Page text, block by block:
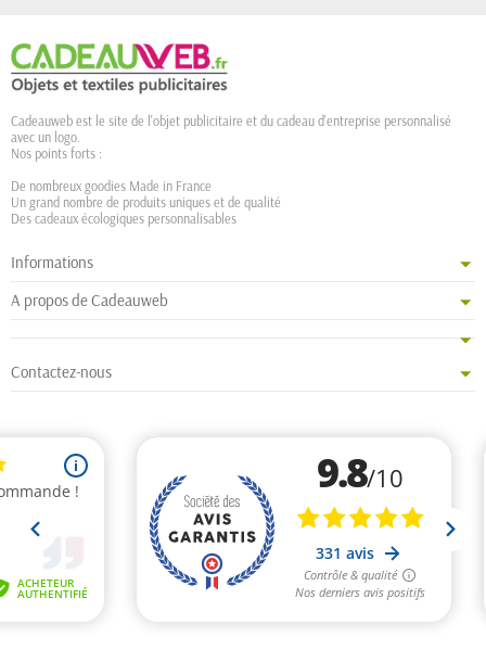
Cadeauweb est le site de l'objet publicitaire et du cadeau d'entreprise personnalisé
avec un logo.
Nos points forts :
De nombreux goodies Made in France
Un grand nombre de produits uniques et de qualité
Des cadeaux écologiques personnalisables
Informations
A propos de Cadeauweb
Contactez-nous